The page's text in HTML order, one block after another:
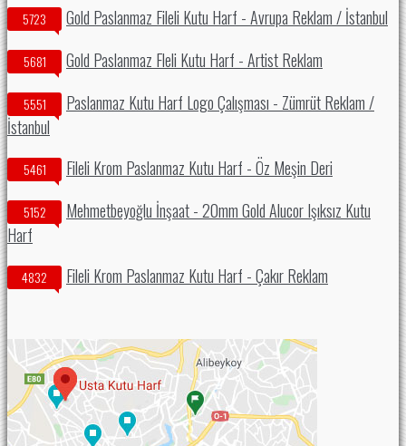
5723 Gold Paslanmaz Fileli Kutu Harf - Avrupa Reklam / İstanbul
5681 Gold Paslanmaz Fleli Kutu Harf - Artist Reklam
5551
Paslanmaz Kutu Harf Logo Çalışması - Zümrüt Reklam /
İstanbul
5461 Fileli Krom Paslanmaz Kutu Harf - Öz Meşin Deri
5152
Mehmetbeyoğlu İnşaat - 20mm Gold Alucor Işıksız Kutu
Harf
4832 Fileli Krom Paslanmaz Kutu Harf - Çakır Reklam